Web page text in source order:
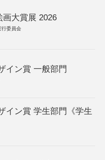
画大賞展 2026
行委員会
イン賞 一般部門
イン賞 学生部門《学生